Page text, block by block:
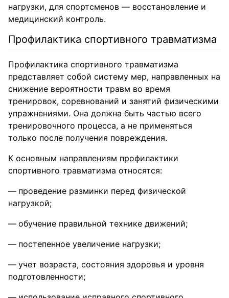
нагрузки, для спортсменов — восстановление и
медицинский контроль.
Профилактика спортивного травматизма
Профилактика спортивного травматизма
представляет собой систему мер, направленных на
снижение вероятности травм во время
тренировок, соревнований и занятий физическими
упражнениями. Она должна быть частью всего
тренировочного процесса, а не применяться
только после получения повреждения.
К основным направлениям профилактики
спортивного травматизма относятся:
проведение разминки перед физической
нагрузкой;
обучение правильной технике движений;
постепенное увеличение нагрузки;
учет возраста, состояния здоровья и уровня
подготовленности;